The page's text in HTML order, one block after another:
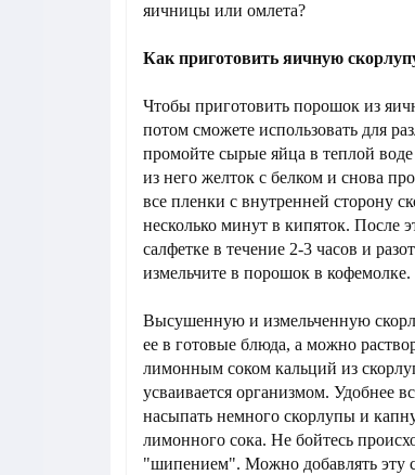
яичницы или омлета?
Как приготовить яичную
Чтобы приготовить порошок из
потом сможете использовать для
промойте сырые яйца в теплой
из него желток с белком и снова
все пленки с внутренней сторону
несколько минут в кипяток. После
салфетке в течение 2-3 часов и
измельчите в порошок в кофемолке.
Высушенную и измельченную
ее в готовые блюда, а можно
лимонным соком кальций из
усваивается организмом. Удобнее
насыпать немного скорлупы и
лимонного сока. Не бойтесь
"шипением". Можно добавлять эту